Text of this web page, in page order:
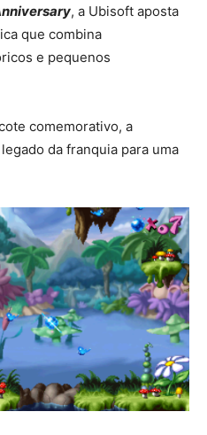
, a Ubisoft aposta
que combina
e pequenos
comemorativo, a
da franquia para uma